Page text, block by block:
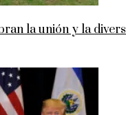
la unión y la